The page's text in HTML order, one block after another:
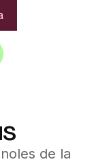
de la